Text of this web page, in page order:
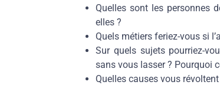
Quelles sont les personnes
elles ?
Quels métiers feriez-vous si
Sur quels sujets pourriez-
sans vous lasser ? Pourquoi
Quelles causes vous